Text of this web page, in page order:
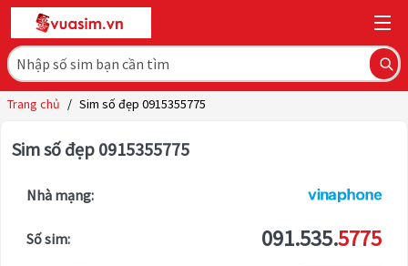
Trang chủ / Sim số đẹp 0915355775
Sim số đẹp 0915355775
Nhà mạng:
Số sim: 091.535.5775